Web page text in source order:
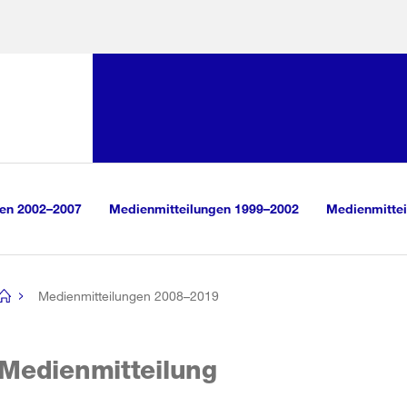
2002–2007 Medienmitteilungen 1999–2002
Medienmitteilungen 2008–2019